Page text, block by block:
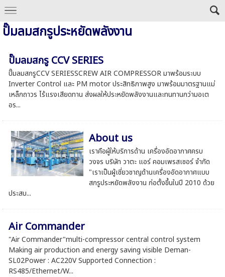
ปั๊มลมสกรูประหยัดพลังงาน
ปั๊มลมสกรู CCV SERIES
ปั๊มลมสกรูCCV SERIESSCREW AIR COMPRESSOR มาพร้อมระบบ
Inverter Control และ PM motor ประสิทธิภาพสูง มาพร้อมมาตรฐานแม่
เหล็กถาวร ไร้แรงเสียดทาน ส่งผลให้ประหยัดพลังงานและทนทานกว่ามอเต
อร...
About us
เราคือผู้ให้บริการด้าน เครื่องอัดอากาศครบ
วงจร บริษัท วาตะ แอร์ คอมเพรสเซอร์ จํากัด
"เราเป็นผู้เชี่ยวชาญด้านเครื่องอัดอากาศแบบ
สกรูประหยัดพลังงาน ก่อตั้งขึ้นในปี 2010 ด้วย
ประสบ...
Air Commander
"Air Commander"multi-compressor central control system
Making air production and energy saving visible Deman-
SL02Power : AC220V Supported Connection :
RS485/Ethernet/W...